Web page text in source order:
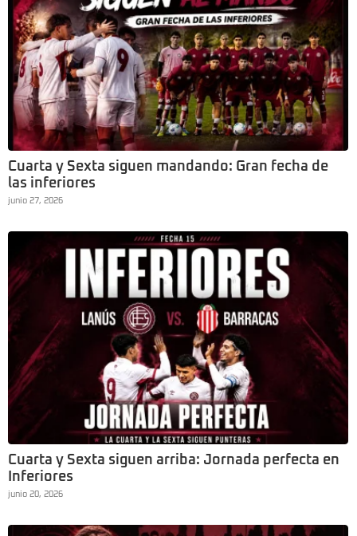
Cuarta y Sexta siguen mandando: Gran fecha de
las inferiores
junio 27, 2026
Cuarta y Sexta siguen arriba: Jornada perfecta en
Inferiores
junio 20, 2026